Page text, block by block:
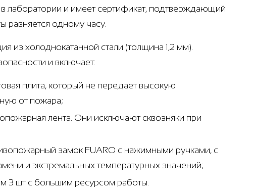
лаборатории и имеет сертификат, подтверждающий
равняется одному часу.
из холоднокатанной стали (толщина 1,2 мм).
и включает:
плита, который не передает высокую
от пожара;
лента. Они исключают сквозняки при
замок FUARO с нажимными ручками, с
и экстремальных температурных значений;
3 шт с большим ресурсом работы.